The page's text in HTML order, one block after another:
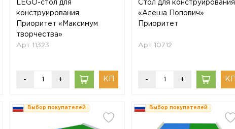
LEGO-стол для
конструирования
Приоритет «Максимум
творчества»
Арт 11323
- +
Стол для конструирования
«Алеша Попович»
Приоритет
Арт 10712
- +
Выбор покупателей Выбор покупателей